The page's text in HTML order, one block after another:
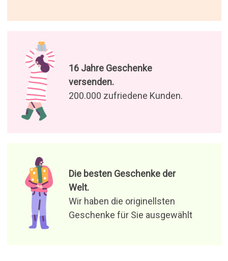
16 Jahre Geschenke
versenden.
200.000 zufriedene Kunden.
Die besten Geschenke der
Welt.
Wir haben die originellsten
Geschenke für Sie ausgewählt